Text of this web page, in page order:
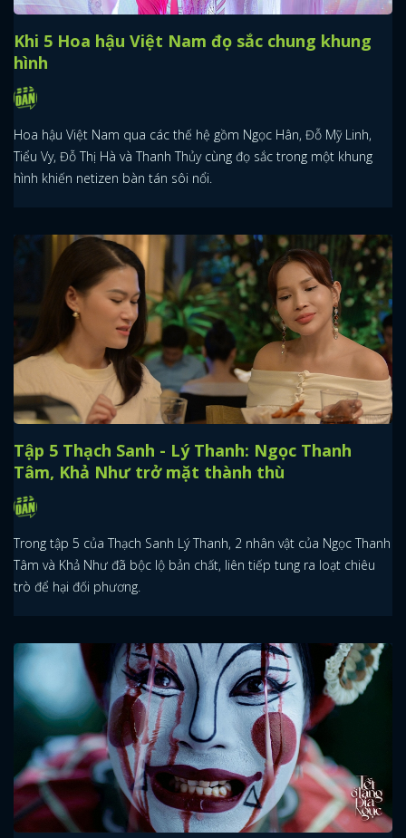
Khi 5 Hoa hậu Việt Nam đọ sắc chung khung
hình
Hoa hậu Việt Nam qua các thế hệ gồm Ngọc Hân, Đỗ Mỹ Linh,
Tiểu Vy, Đỗ Thị Hà và Thanh Thủy cùng đọ sắc trong một khung
hình khiến netizen bàn tán sôi nổi.
Tập 5 Thạch Sanh - Lý Thanh: Ngọc Thanh
Tâm, Khả Như trở mặt thành thù
Trong tập 5 của Thạch Sanh Lý Thanh, 2 nhân vật của Ngọc Thanh
Tâm và Khả Như đã bộc lộ bản chất, liên tiếp tung ra loạt chiêu
trò để hại đối phương.